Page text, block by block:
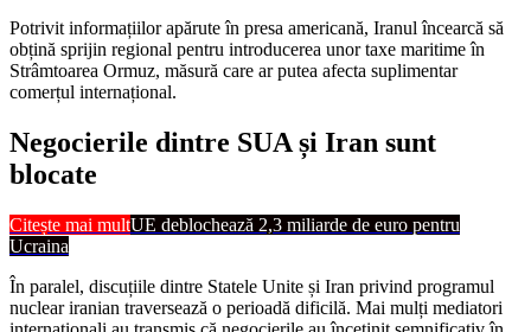
Potrivit informațiilor apărute în presa americană, Iranul încearcă să
obțină sprijin regional pentru introducerea unor taxe maritime în
Strâmtoarea Ormuz, măsură care ar putea afecta suplimentar
comerțul internațional.
Negocierile dintre SUA și Iran sunt
blocate
Citește mai multUE deblochează 2,3 miliarde de euro pentru
Ucraina
În paralel, discuțiile dintre Statele Unite și Iran privind programul
nuclear iranian traversează o perioadă dificilă. Mai mulți mediatori